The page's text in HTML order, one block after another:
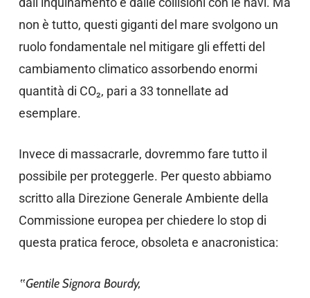
non è tutto, questi giganti del mare svolgono un
ruolo fondamentale nel mitigare gli effetti del
cambiamento climatico assorbendo enormi
quantità di CO₂, pari a 33 tonnellate ad
esemplare.
Invece di massacrarle, dovremmo fare tutto il
possibile per proteggerle. Per questo abbiamo
scritto alla Direzione Generale Ambiente della
Commissione europea per chiedere lo stop di
questa pratica feroce, obsoleta e anacronistica:
‟Gentile Signora Bourdy,